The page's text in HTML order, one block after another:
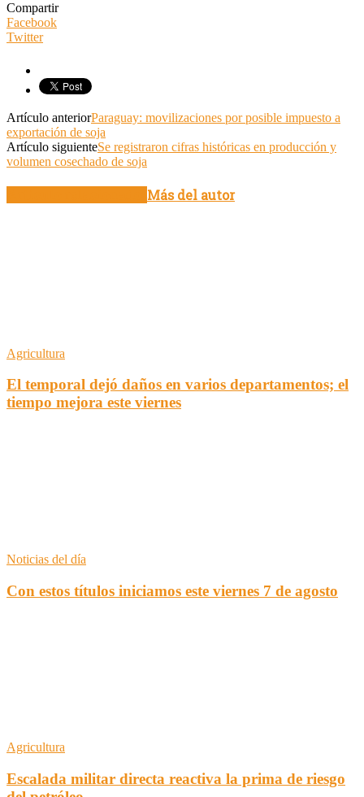
Compartir
Facebook
Twitter
Artículo anteriorParaguay: movilizaciones por posible impuesto a
exportación de soja
Artículo siguienteSe registraron cifras históricas en producción y
volumen cosechado de soja
Más del autor
Agricultura
El temporal dejó daños en varios departamentos; el
tiempo mejora este viernes
Noticias del día
Con estos títulos iniciamos este viernes 7 de agosto
Agricultura
Escalada militar directa reactiva la prima de riesgo